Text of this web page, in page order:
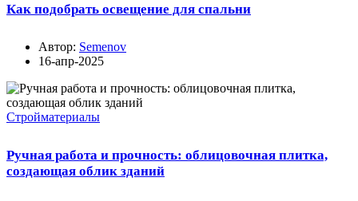
Как подобрать освещение для спальни
Автор: Semenov
16-апр-2025
Стройматериалы
Ручная работа и прочность: облицовочная плитка,
создающая облик зданий